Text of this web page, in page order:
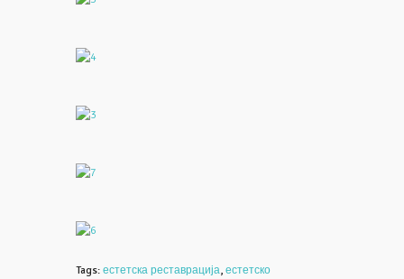
Tags: естетска реставрација, естетско